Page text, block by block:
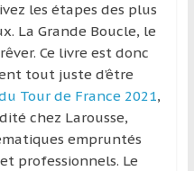
les étapes des plus
La Grande Boucle, le
Ce livre est donc
tout juste d’être
Tour de France 2021,
chez Larousse,
empruntés
professionnels. Le